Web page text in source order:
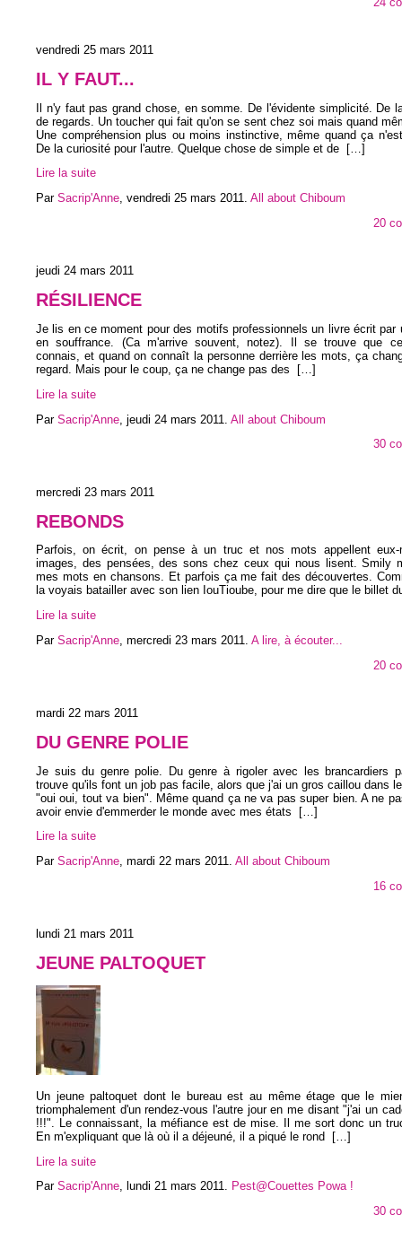
vendredi 25 mars 2011
IL Y FAUT...
Il n'y faut pas grand chose, en somme. De l'évidente simplicité. De
de regards. Un toucher qui fait qu'on se sent chez soi mais quand
Une compréhension plus ou moins instinctive, même quand ça
De la curiosité pour l'autre. Quelque chose de simple et de […]
Lire la suite
Par Sacrip'Anne, vendredi 25 mars 2011. All about Chiboum
20
jeudi 24 mars 2011
RÉSILIENCE
Je lis en ce moment pour des motifs professionnels un livre écrit par
en souffrance. (Ca m'arrive souvent, notez). Il se trouve que
connais, et quand on connaît la personne derrière les mots, ça
regard. Mais pour le coup, ça ne change pas des
[…]
Lire la suite
Par Sacrip'Anne jeudi 24 mars 2011 All about Chiboum
30
mercredi 23 mars 2011
REBONDS
Parfois, on écrit, on pense à un truc et nos mots appellent eux-
images, des pensées, des sons chez ceux qui nous lisent. Smily
mes mots en chansons. Et parfois ça me fait des découvertes.
la voyais batailler avec son lien IouTioube, pour me dire que le billet
Lire la suite
Par Sacrip'Anne mercredi 23 mars 2011
A lire, à écouter...
20
mardi 22 mars 2011
DU GENRE POLIE
Je suis du genre polie. Du genre à rigoler avec les brancardiers
trouve qu'ils font un job pas facile, alors que j'ai un gros caillou dans
"oui oui, tout va bien". Même quand ça ne va pas super bien. A ne
avoir envie d'emmerder le monde avec mes états
[…]
Lire la suite
Par Sacrip'Anne, mardi 22 mars 2011. All about Chiboum
16
lundi 21 mars 2011
JEUNE PALTOQUET
Un jeune paltoquet dont le bureau est au même étage que le
triomphalement d'un rendez-vous l'autre jour en me disant "j'ai un
!!!". Le connaissant, la méfiance est de mise. Il me sort donc un
En m'expliquant que là où il a déjeuné, il a piqué le rond
[…]
Lire la suite
Par Sacrip'Anne, lundi 21 mars 2011. Pest@Couettes Powa !
30